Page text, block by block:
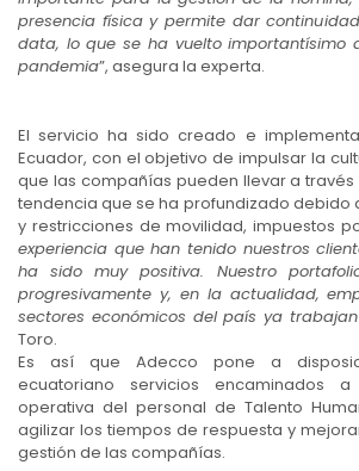
presencia física y permite dar
data, lo que se ha vuelto importantísimo
pandemia”, asegura la experta.
El servicio ha sido creado e
Ecuador, con el objetivo de impulsar la
que las compañías pueden llevar a través
tendencia que se ha profundizado debido
y restricciones de movilidad, impuestos
experiencia que han tenido nuestros
ha sido muy positiva. Nuestro
progresivamente y, en la actualidad,
sectores económicos del país ya
Toro.
Es así que Adecco pone a
ecuatoriano servicios encaminados
operativa del personal de Talento
agilizar los tiempos de respuesta y
gestión de las compañías.